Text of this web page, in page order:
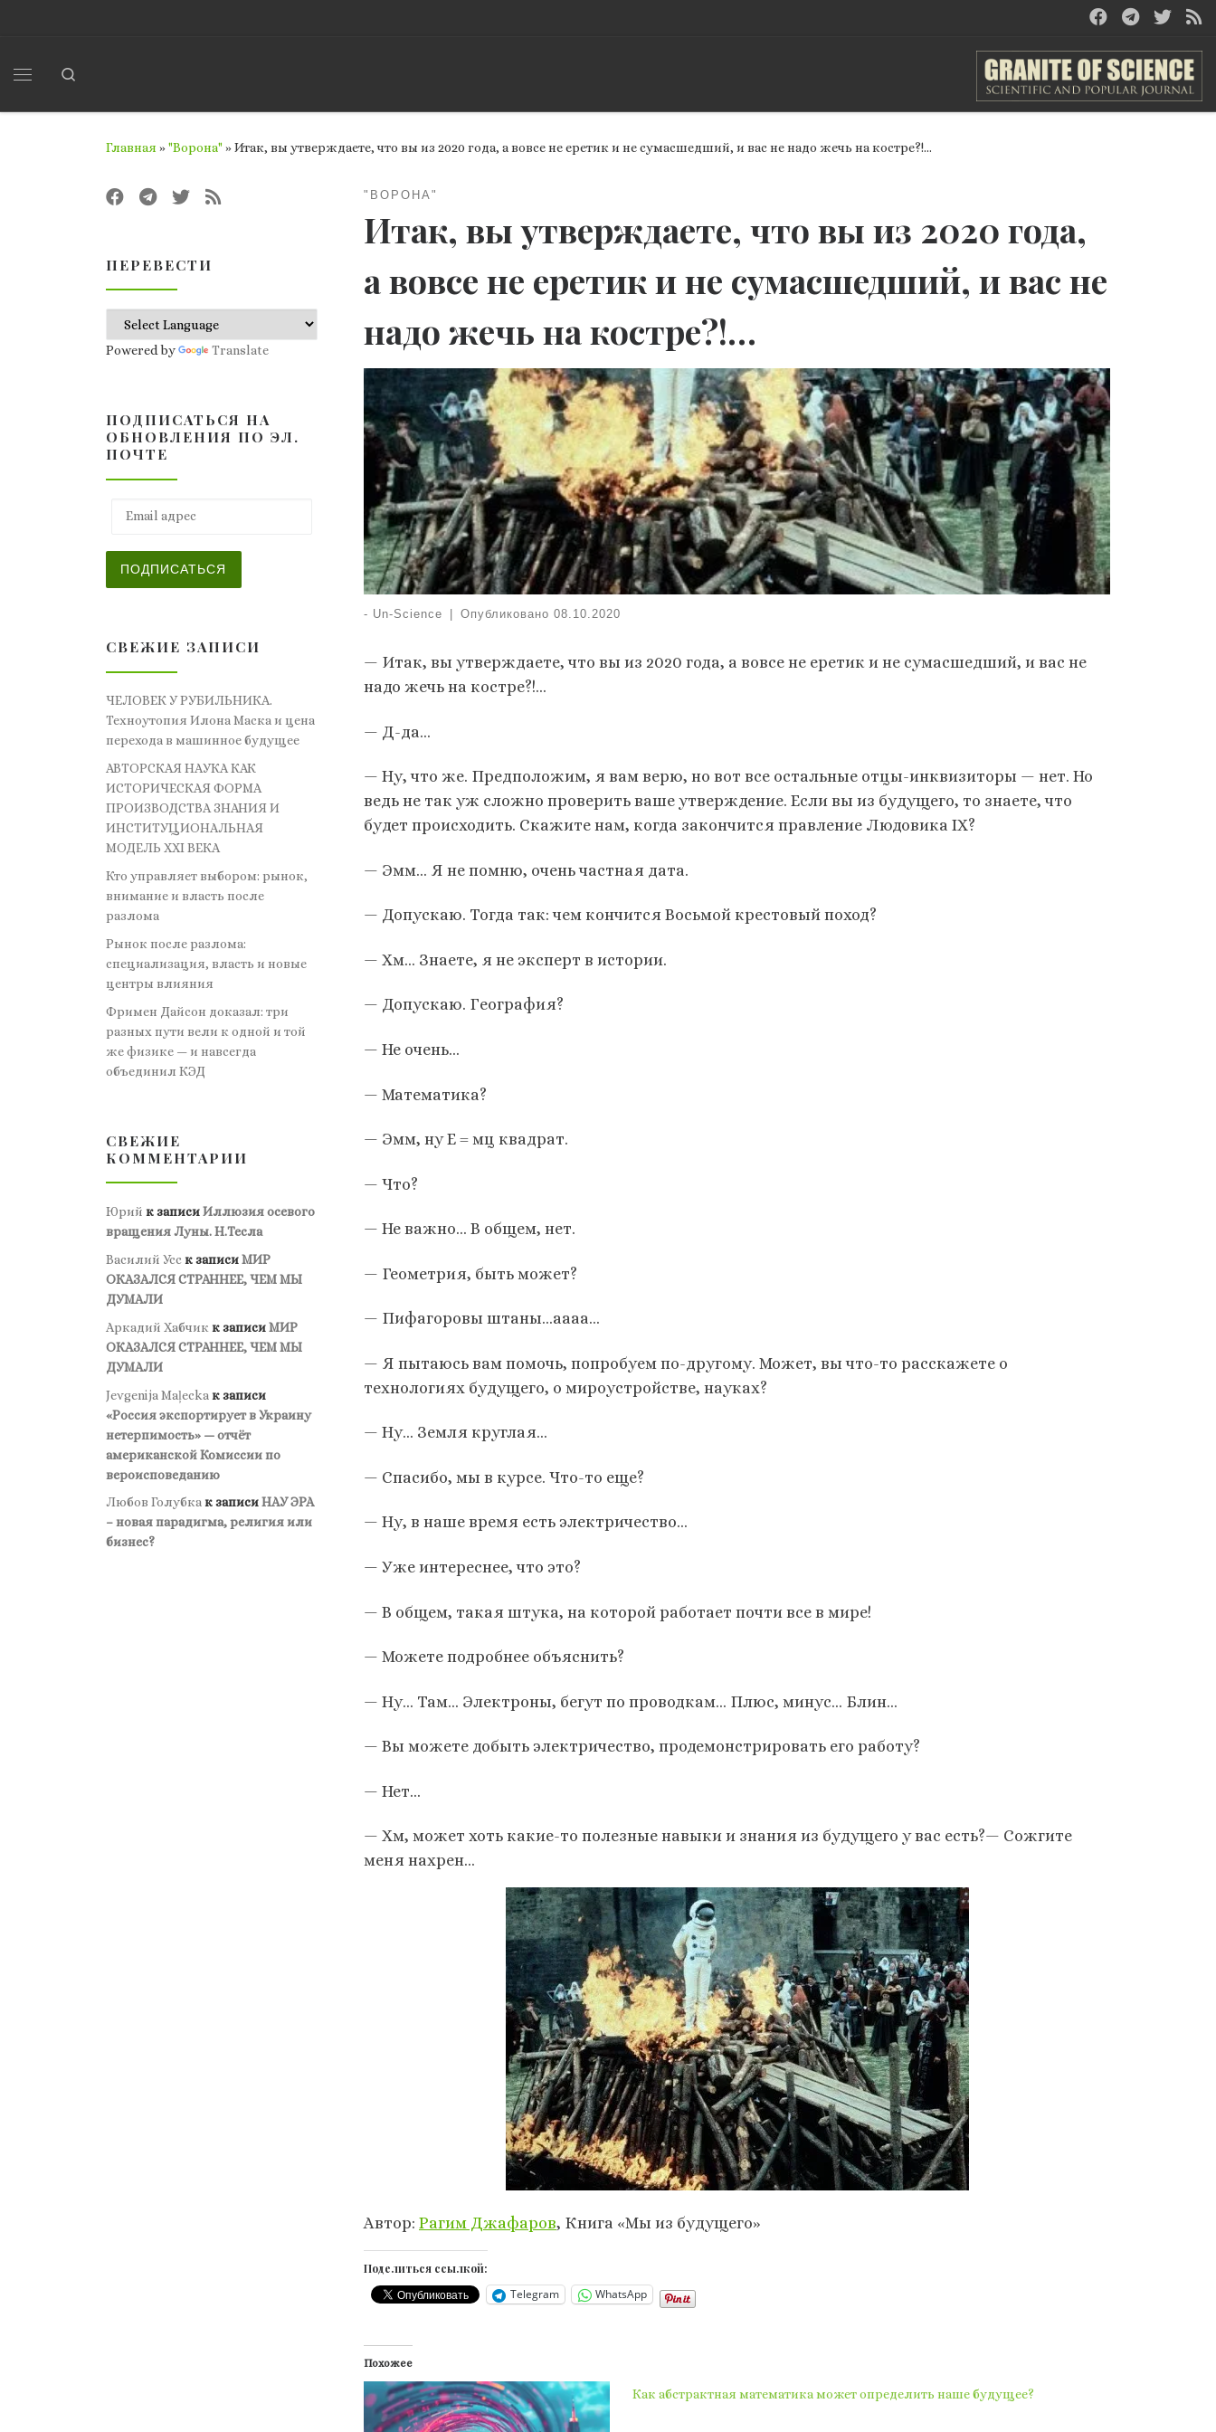
Главная »"Ворона" »Итак, вы утверждаете, что вы из 2020 года, а вовсе не еретик и не сумасшедший, и вас не надо жечь на костре?!…
"ВОРОНА"
Итак, вы утверждаете, что вы из 2020 года,
а вовсе не еретик и не сумасшедший, и вас не
надо жечь на костре?!…
- Un-Science Опубликовано 08.10.2020
— Итак, вы утверждаете, что вы из 2020 года, а вовсе не еретик и не сумасшедший, и вас не
надо жечь на костре?!…
— Д-да…
— Ну, что же. Предположим, я вам верю, но вот все остальные отцы-инквизиторы — нeт. Но
ведь не так уж сложно проверить ваше утверждение. Если вы из будущего, то знаете, что
будет происходить. Скажите нам, когда закончится правление Людовика IX?
— Эмм… Я не помню, очень частная дата.
— Допускаю. Тогда так: чем кончится Восьмой крестовый поход?
— Хм… Знаете, я не эксперт в истории.
— Допускаю. Гeография?
— Не очень…
— Maтематика?
— Эмм, ну Е = мц квадрат.
— Что?
— Не важно… B общем, нет.
— Геометрия, быть может?
— Пифагоровы штаны…аааа…
— Я пытаюсь вам помочь, попробуем по-другому. Может, вы что-то расскажете о
технологиях будущего, о мироустройстве, науках?
— Ну… Земля круглая…
— Спасибо, мы в курсе. Что-то еще?
— Ну, в наше время есть электричество…
— Уже интереснее, что это?
— В общем, такая штука, на которой работает почти все в мире!
— Можете подробнее объяснить?
— Ну… Там… Электроны, бегут по проводкам… Плюс, минус… Блин…
— Вы можете добыть электричество, продемонстрировать его работу?
— Нет…
— Хм, может хоть какие-то полезные навыки и знания из будущего у вас есть?— Сожгите
меня нахрен…
Автор: Рагим Джафаров, Книга «Мы из будущего»
Поделиться ссылкой:
Telegram WhatsApp
Похожее
Как абстрактная математика может определить наше будущее?
ПЕРЕВЕСТИ
Powered by Translate
ПОДПИСАТЬСЯ НА
ОБНОВЛЕНИЯ ПО ЭЛ.
ПОЧТЕ
ПОДПИСАТЬСЯ
СВЕЖИЕ ЗАПИСИ
ЧЕЛОВЕК У РУБИЛЬНИКА.
Техноутопия Илона Маска и цена
перехода в машинное будущее
АВТОРСКАЯ НАУКА КАК
ИСТОРИЧЕСКАЯ ФОРМА
ПРОИЗВОДСТВА ЗНАНИЯ И
ИНСТИТУЦИОНАЛЬНАЯ
МОДЕЛЬ XXI ВЕКА
Кто управляет выбором: рынок,
внимание и власть после
разлома
Рынок после разлома:
специализация, власть и новые
центры влияния
Фримен Дайсон доказал: три
разных пути вели к одной и той
же физике — и навсегда
объединил КЭД
СВЕЖИЕ
КОММЕНТАРИИ
Юрий к записиИллюзия осевого
вращения Луны. Н.Тесла
Василий Усс к записиМИР
ОКАЗАЛСЯ СТРАННЕЕ, ЧЕМ МЫ
ДУМАЛИ
Аркадий Хабчик к записиМИР
ОКАЗАЛСЯ СТРАННЕЕ, ЧЕМ МЫ
ДУМАЛИ
Jevgenija Maļecka к записи
«Россия экспортирует в Украину
нетерпимость» — отчёт
американской Комиссии по
вероисповеданию
Любов Голубкак записиНАУ ЭРА
– новая парадигма, религия или
бизнес?